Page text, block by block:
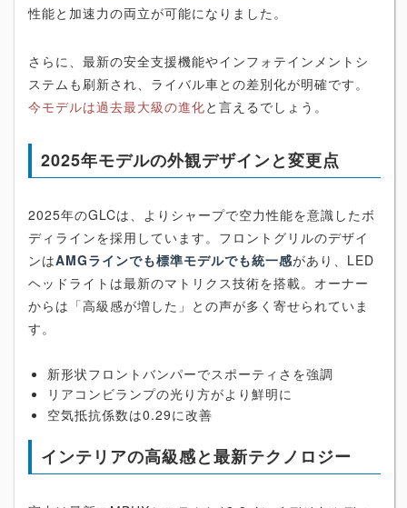
性能と加速力の両立が可能になりました。
さらに、最新の安全支援機能やインフォテインメントシ
ステムも刷新され、ライバル車との差別化が明確です。
今モデルは過去最大級の進化と言えるでしょう。
2025年モデルの外観デザインと変更点
2025年のGLCは、よりシャープで空力性能を意識したボ
ディラインを採用しています。フロントグリルのデザイ
ンはAMGラインでも標準モデルでも統一感があり、LED
ヘッドライトは最新のマトリクス技術を搭載。オーナー
からは「高級感が増した」との声が多く寄せられていま
す。
新形状フロントバンパーでスポーティさを強調
リアコンビランプの光り方がより鮮明に
空気抵抗係数は0.29に改善
インテリアの高級感と最新テクノロジー